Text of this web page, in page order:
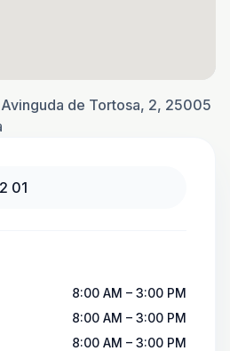
de Tortosa, 2, 25005
01
8:00 AM – 3:00 PM
8:00 AM – 3:00 PM
8:00 AM – 3:00 PM